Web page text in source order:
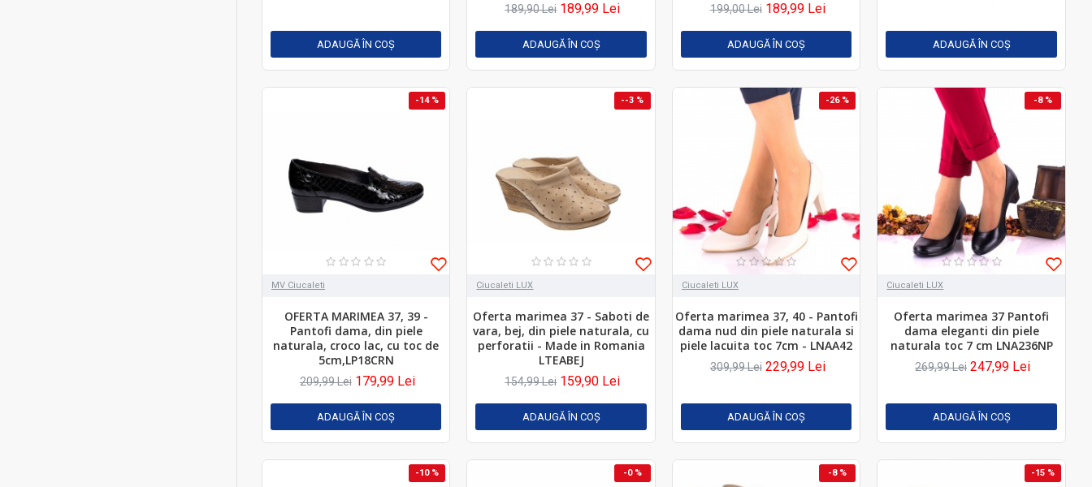
ADAUGĂ ÎN COŞ
189,90 Lei 189,99 Lei
ADAUGĂ ÎN COŞ
199,00 Lei 189,99 Lei
ADAUGĂ ÎN COŞ ADAUGĂ ÎN COŞ
-14 %
MV Ciucaleti
OFERTA MARIMEA 37, 39 -
Pantofi dama, din piele
naturala, croco lac, cu toc de
5cm,LP18CRN
209,99 Lei 179,99 Lei
ADAUGĂ ÎN COŞ
--3 %
Ciucaleti LUX
Oferta marimea 37 - Saboti de
vara, bej, din piele naturala, cu
perforatii - Made in Romania
LTEABEJ
154,99 Lei 159,90 Lei
ADAUGĂ ÎN COŞ
-26 %
Ciucaleti LUX
Oferta marimea 37, 40 - Pantofi
dama nud din piele naturala si
piele lacuita toc 7cm - LNAA42
309,99 Lei 229,99 Lei
ADAUGĂ ÎN COŞ
-8 %
Ciucaleti LUX
Oferta marimea 37 Pantofi
dama eleganti din piele
naturala toc 7 cm LNA236NP
269,99 Lei 247,99 Lei
ADAUGĂ ÎN COŞ
-10 % -0 % -8 % -15 %